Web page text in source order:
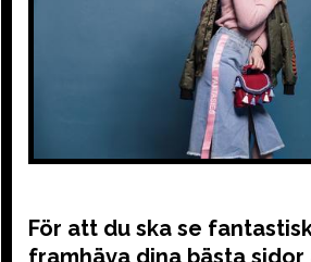
För att du ska se
framhäva dina bästa